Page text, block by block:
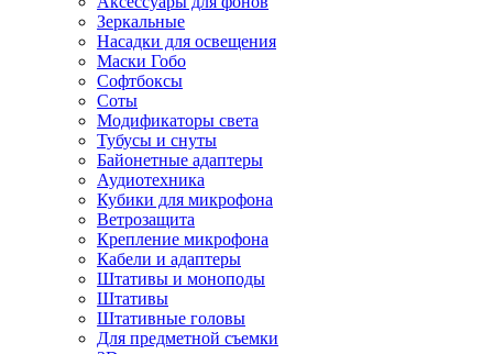
Зеркальные
Насадки для освещения
Маски Гобо
Софтбоксы
Соты
Модификаторы света
Тубусы и снуты
Байонетные адаптеры
Аудиотехника
Кубики для микрофона
Ветрозащита
Крепление микрофона
Кабели и адаптеры
Штативы и моноподы
Штативы
Штативные головы
Для предметной съемки